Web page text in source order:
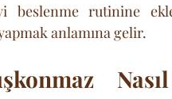
beslenme rutinine
anlamına gelir.